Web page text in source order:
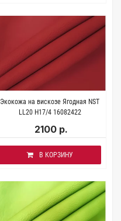
Экокожа на вискозе Ягодная NST
LL20 H17/4 16082422
2100 р.
В КОРЗИНУ